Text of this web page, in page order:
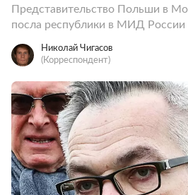
Представительство Польши в
посла республики в МИД России
Николай Чигасов
(Корреспондент)